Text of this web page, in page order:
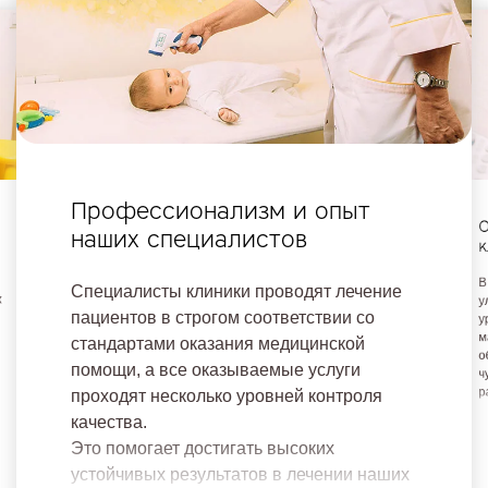
Профессионализм и опыт
наших специалистов
Специалисты клиники проводят лечение
пациентов в строгом соответствии со
стандартами оказания медицинской
помощи, а все оказываемые услуги
проходят несколько уровней контроля
качества.
Это помогает достигать высоких
устойчивых результатов в лечении наших